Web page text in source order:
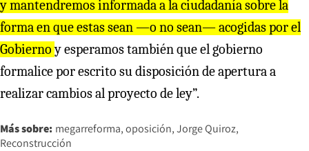
y mantendremos informada a la ciudadanía sobre la
forma en que estas sean —o no sean— acogidas por el
Gobiernoy esperamos también que el gobierno
formalice por escrito su disposición de apertura a
realizar cambios al proyecto de ley”.
Más sobre: megarreforma oposición Jorge Quiroz
Reconstrucción